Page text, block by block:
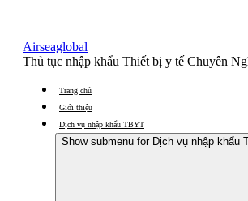
Airseaglobal
Thủ tục nhập khẩu Thiết bị y tế Chuyên
Trang chủ
Giới thiệu
Dịch vụ nhập khẩu TBYT
Show submenu for Dịch vụ nhập khẩu